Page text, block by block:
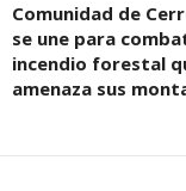
Comunidad de
se une para
incendio forestal
amenaza sus